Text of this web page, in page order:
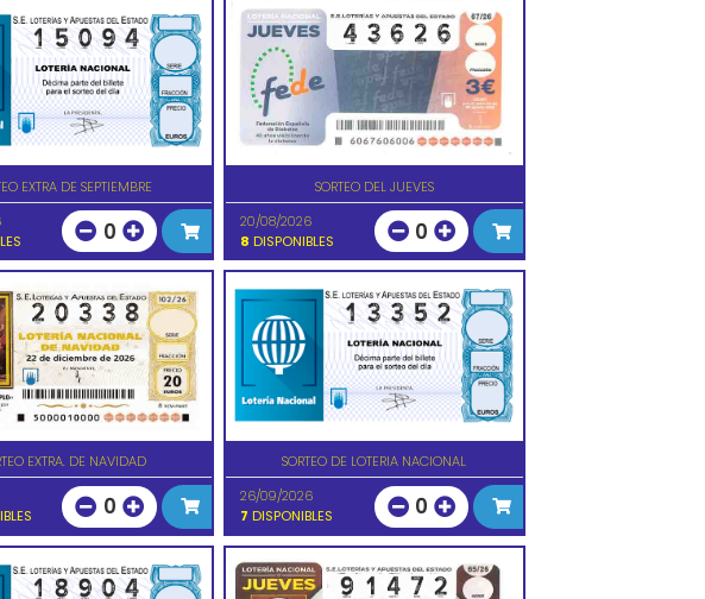
EXTRA DE SEPTIEMBRE
0
SORTEO DEL JUEVES
20/08/2026
8 DISPONIBLES 0
EXTRA. DE NAVIDAD
0
SORTEO DE LOTERIA NACIONAL
26/09/2026
7 DISPONIBLES 0